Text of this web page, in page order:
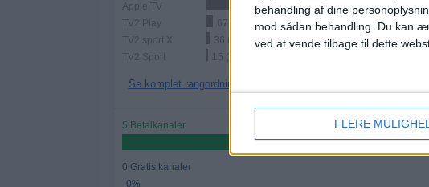
behandling af dine
mod sådan behandling.
Du kan
ved at vende tilbage til dette
FLERE
Apple TV
301 (18,74%)
TV2 Play
67 (4,17%)
TV2 sport X
36 (2,24%)
TV2 Sport
15 (0,93%)
Se komplet rangordning
5 Betalkanaler
100%
0 Gratis kanaler
0%